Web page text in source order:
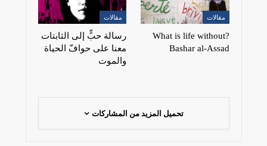
مقالات
?What is life without
Bashar al-Assad
مقالات
رسالة حبٍّ إلى الثابتات
معنا على حوافّ الحياة
والموت
تحميل المزيد من المشاركات